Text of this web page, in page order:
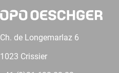
Ch. de Longemarlaz 6
1023 Crissier